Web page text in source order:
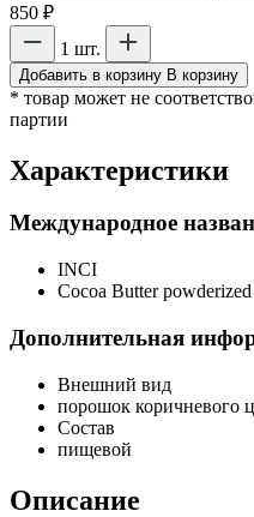
850 ₽
1 шт.
Добавить в корзину В корзину
* товар может не
партии
Характеристики
Международное
INCI
Cocoa Butter powderized
Дополнительная
Внешний вид
порошок коричневого
Состав
пищевой
Описание